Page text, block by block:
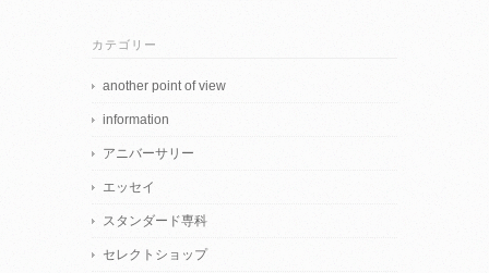
カテゴリー
another point of view
information
アニバーサリー
エッセイ
スタンダード専科
セレクトショップ